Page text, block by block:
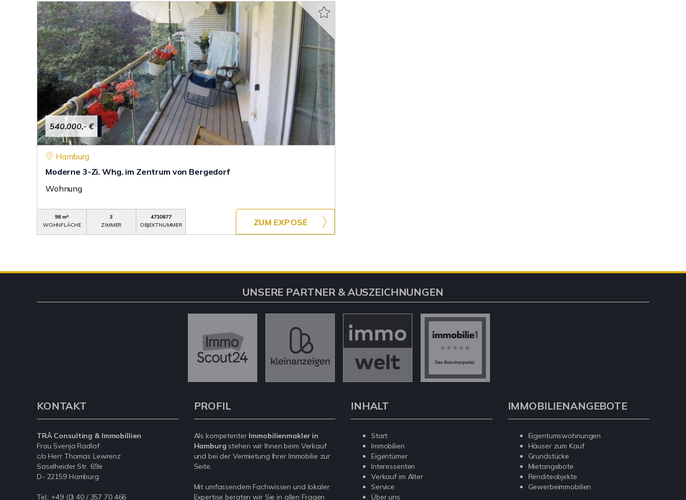
540.000,- €
Hamburg
Moderne 3-Zi. Whg. im Zentrum von Bergedorf
Wohnung
98 m²
WOHNFLÄCHE
3
ZIMMER
4710877
OBJEKTNUMMER
ZUM EXPOSÉ
UNSERE PARTNER & AUSZEICHNUNGEN
KONTAKT
TRÄ Consulting & Immobillien
Frau Svenja Radlof
c/o Herr Thomas Lewrenz
Saselheider Str. 69e
D- 22159 Hamburg
Tel.: +49 (0) 40 / 357 70 466
PROFIL
Als kompetenter Immobilienmakler in
Hamburg stehen wir Ihnen beim Verkauf
und bei der Vermietung Ihrer Immobilie zur
Seite.
Mit umfassendem Fachwissen und lokaler
Expertise beraten wir Sie in allen Fragen
INHALT
Start
Immobilien
Eigentümer
Interessenten
Verkauf im Alter
Service
Über uns
IMMOBILIENANGEBOTE
Eigentumswohnungen
Häuser zum Kauf
Grundstücke
Mietangebote
Renditeobjekte
Gewerbeimmobilien